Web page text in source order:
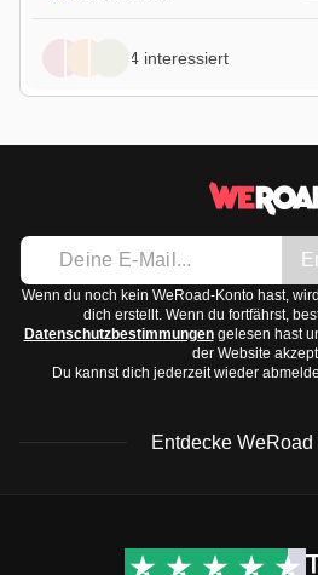
4 interessiert
Wenn du noch kein WeRoad-Konto hast,
dich erstellt. Wenn du fortfährst,
Datenschutzbestimmungengelesen hast
der Website
Du kannst dich jederzeit wieder
Entdecke WeRoad
Trustpilot Bewertungen